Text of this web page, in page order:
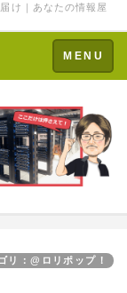
け｜あなたの情報屋
Toggle
navigation
MENU
リ：@ロリポップ！